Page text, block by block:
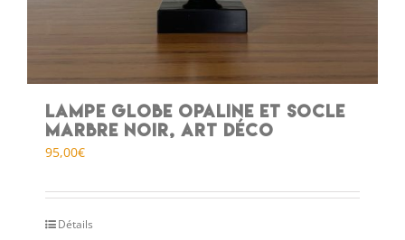
Lampe globe opaline et socle
marbre noir, art déco
95,00€
Détails